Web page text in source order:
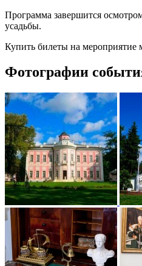
Программа завершится
усадьбы.
Купить билеты на мероприятие
Фотографии